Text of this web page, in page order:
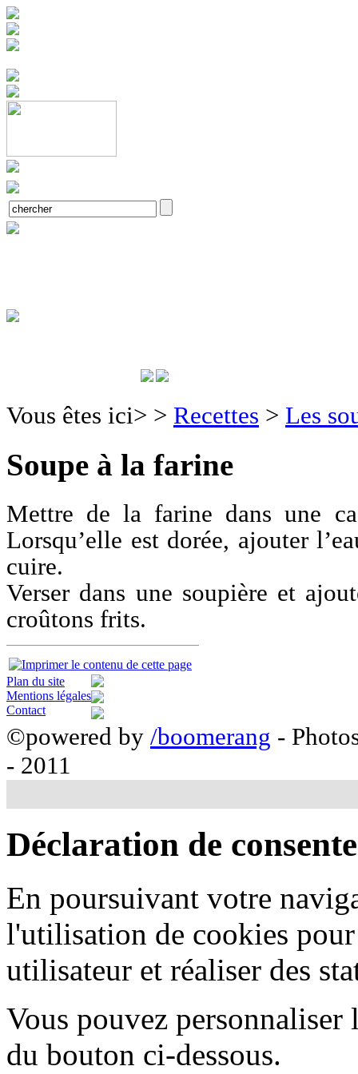
Vous êtes ici> > Recettes > Les
Soupe à la farine
Mettre de la farine dans une
Lorsqu’elle est dorée, ajouter
cuire.
Verser dans une soupière et
croûtons frits.
Plan du site
Mentions légales
Contact
©powered by /boomerang -
- 2011
Déclaration de
En poursuivant votre
l'utilisation de cookies
utilisateur et réaliser des
Vous pouvez
du bouton ci-dessous.